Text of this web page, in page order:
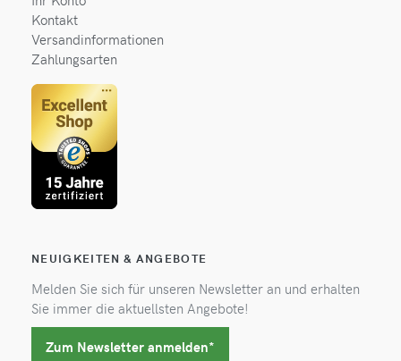
Kontakt
Versandinformationen
Zahlungsarten
NEUIGKEITEN & ANGEBOTE
Melden Sie sich für unseren Newsletter an und erhalten
Sie immer die aktuellsten Angebote!
Zum Newsletter anmelden*